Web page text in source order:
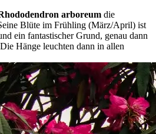
arboreum die
Blüte im Frühling (März/April) ist
ein fantastischer Grund, genau dann
Hänge leuchten dann in allen